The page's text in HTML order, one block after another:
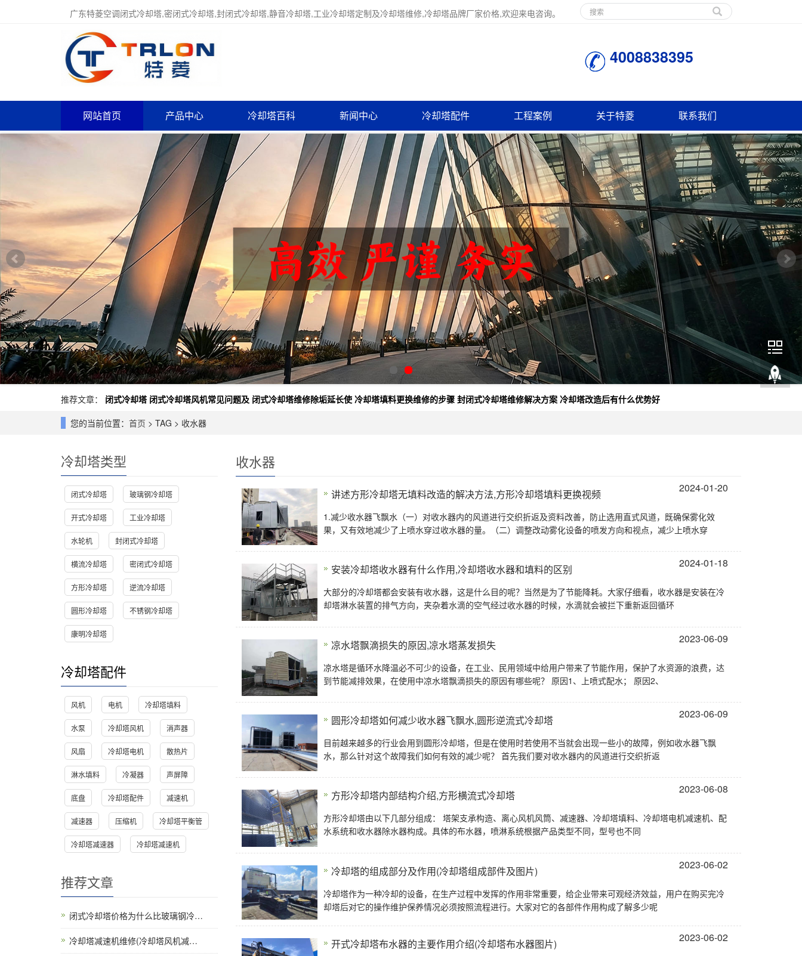
广东特菱空调闭式冷却塔,密闭式冷却塔,封闭式冷却塔,静音冷却塔,工业冷却塔定制及冷却塔维修,冷却塔品牌厂家价格,欢迎来电咨询。
4008838395
网站首页 产品中心 冷却塔百科 新闻中心 冷却塔配件 工程案例 关于特菱 联系我们
推荐文章： 闭式冷却塔 闭式冷却塔风机常见问题及 闭式冷却塔维修除垢延长使 冷却塔填料更换维修的步骤 封闭式冷却塔维修解决方案 冷却塔改造后有什么优势好
您的当前位置： 首页 > TAG > 收水器
收水器
讲述方形冷却塔无填料改造的解决方法,方形冷却塔填料更换视频 2024-01-20
1.减少收水器飞飘水（一）对收水器内的风道进行交织折返及资料改善，防止选用直式风道，既确保雾化效
果，又有效地减少了上喷水穿过收水器的量。（二）调整改动雾化设备的喷发方向和视点，减少上喷水穿
安装冷却塔收水器有什么作用,冷却塔收水器和填料的区别 2024-01-18
大部分的冷却塔都会安装有收水器，这是什么目的呢？当然是为了节能降耗。大家仔细看，收水器是安装在冷
却塔淋水装置的排气方向，夹杂着水滴的空气经过收水器的时候，水滴就会被拦下重新返回循环
凉水塔飘滴损失的原因,凉水塔蒸发损失 2023-06-09
凉水塔是循环水降温必不可少的设备，在工业、民用领域中给用户带来了节能作用，保护了水资源的浪费，达
到节能减排效果，在使用中凉水塔飘滴损失的原因有哪些呢？ 原因1、上喷式配水； 原因2、
圆形冷却塔如何减少收水器飞飘水,圆形逆流式冷却塔 2023-06-09
目前越来越多的行业会用到圆形冷却塔，但是在使用时若使用不当就会出现一些小的故障，例如收水器飞飘
水，那么针对这个故障我们如何有效的减少呢？ 首先我们要对收水器内的风道进行交织折返
方形冷却塔内部结构介绍,方形横流式冷却塔 2023-06-08
方形冷却塔由以下几部分组成： 塔架支承构造、离心风机风筒、减速器、冷却塔填料、冷却塔电机减速机、配
水系统和收水器除水器构成。具体的布水器，喷淋系统根据产品类型不同，型号也不同
冷却塔的组成部分及作用(冷却塔组成部件及图片) 2023-06-02
冷却塔作为一种冷却的设备，在生产过程中发挥的作用非常重要，给企业带来可观经济效益，用户在购买完冷
却塔后对它的操作维护保养情况必须按照流程进行。大家对它的各部件作用构成了解多少呢
开式冷却塔布水器的主要作用介绍(冷却塔布水器图片) 2023-06-02
冷却塔类型
闭式冷却塔 玻璃钢冷却塔
开式冷却塔 工业冷却塔
水轮机 封闭式冷却塔
横流冷却塔 密闭式冷却塔
方形冷却塔 逆流冷却塔
圆形冷却塔 不锈钢冷却塔
康明冷却塔
冷却塔配件
风机 电机 冷却塔填料
水泵 冷却塔风机 消声器
风扇 冷却塔电机 散热片
淋水填料 冷凝器 声屏障
底盘 冷却塔配件 减速机
减速器 压缩机 冷却塔平衡管
冷却塔减速器 冷却塔减速机
推荐文章
闭式冷却塔价格为什么比玻璃钢冷…
冷却塔减速机维修(冷却塔风机减…